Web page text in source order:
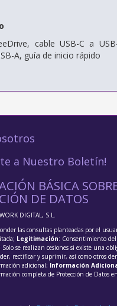
cable USB-C a
A, guía de inicio rápido
a Nuestro Boletín!
BÁSICA
DE DATOS
DIGITAL, S.L.
las consultas planteadas por el
Legitimación: Consentimiento
: Solo se realizan cesiones si existe una
rectificar y suprimir, así como otros
adicional; Información
completa de Protección de Datos